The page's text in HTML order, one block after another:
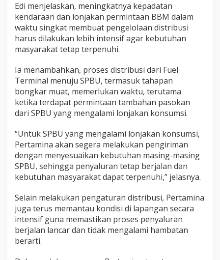
Edi menjelaskan, meningkatnya kepadatan
kendaraan dan lonjakan permintaan BBM dalam
waktu singkat membuat pengelolaan distribusi
harus dilakukan lebih intensif agar kebutuhan
masyarakat tetap terpenuhi.
Ia menambahkan, proses distribusi dari Fuel
Terminal menuju SPBU, termasuk tahapan
bongkar muat, memerlukan waktu, terutama
ketika terdapat permintaan tambahan pasokan
dari SPBU yang mengalami lonjakan konsumsi.
“Untuk SPBU yang mengalami lonjakan konsumsi,
Pertamina akan segera melakukan pengiriman
dengan menyesuaikan kebutuhan masing-masing
SPBU, sehingga penyaluran tetap berjalan dan
kebutuhan masyarakat dapat terpenuhi,” jelasnya.
Selain melakukan pengaturan distribusi, Pertamina
juga terus memantau kondisi di lapangan secara
intensif guna memastikan proses penyaluran
berjalan lancar dan tidak mengalami hambatan
berarti.